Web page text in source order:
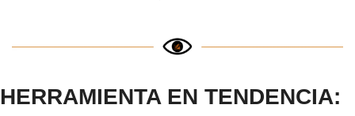
HERRAMIENTA EN TENDENCIA: